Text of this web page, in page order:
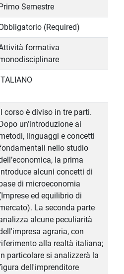
Primo Semestre
(Required)
formativa
ITALIANO
Il corso è diviso in tre parti.
Dopo un’introduzione ai
linguaggi e concetti
nello studio
la prima
alcuni concetti di
base di microeconomia
ed equilibrio di
La seconda parte
alcune peculiarità
agraria, con
alla realtà italiana;
particolare si analizzerà la
dell'imprenditore